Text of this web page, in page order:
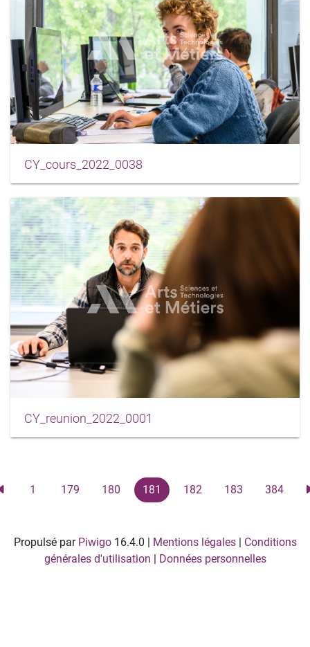
CY_cours_2022_0038
CY_reunion_2022_0001
1 179 180 181 182 183 384
Propulsé par Piwigo16.4.0 | Mentions légales| Conditions
générales d'utilisation | Données personnelles